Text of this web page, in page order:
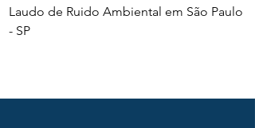
Laudo de Ruido Ambiental em São Paulo
- SP